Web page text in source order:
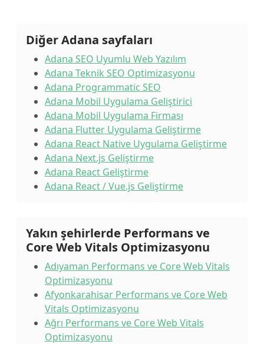
Diğer Adana sayfaları
Adana SEO Uyumlu Web Yazılım
Adana Teknik SEO Optimizasyonu
Adana Programmatic SEO
Adana Mobil Uygulama Geliştirici
Adana Mobil Uygulama Firması
Adana Flutter Uygulama Geliştirme
Adana React Native Uygulama Geliştirme
Adana Next.js Geliştirme
Adana React Geliştirme
Adana React / Vue.js Geliştirme
Yakın şehirlerde Performans ve
Core Web Vitals Optimizasyonu
Adıyaman Performans ve Core Web Vitals
Optimizasyonu
Afyonkarahisar Performans ve Core Web
Vitals Optimizasyonu
Ağrı Performans ve Core Web Vitals
Optimizasyonu